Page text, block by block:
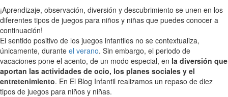
¡Aprendizaje, observación, diversión y descubrimiento se unen en los
diferentes tipos de juegos para niños y niñas que puedes conocer a
continuación!
El sentido positivo de los juegos infantiles no se contextualiza,
únicamente, durante el verano. Sin embargo, el periodo de
vacaciones pone el acento, de un modo especial, en la diversión que
aportan las actividades de ocio, los planes sociales y el
entretenimiento. En El Blog Infantil realizamos un repaso de diez
tipos de juegos para niños y niñas.